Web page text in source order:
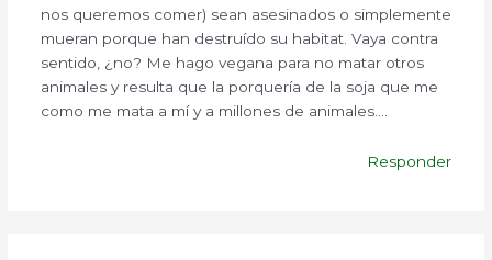
nos queremos comer) sean asesinados o simplemente
mueran porque han destruído su habitat. Vaya contra
sentido, ¿no? Me hago vegana para no matar otros
animales y resulta que la porquería de la soja que me
como me mata a mí y a millones de animales….
Responder